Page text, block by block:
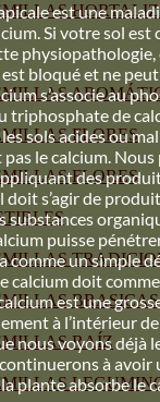
FLORES
FLORES
BRASICAS
RAÍZ
est une
Si votre sol est
physiopathologie,
bloqué et ne
s’associe au
triphosphate de
sols acides ou
pas le calcium.
des
doit s’agir de
substances
puisse
comme un simple
calcium doit
est une
à l’intérieur
nous voyons déjà
à
la plante absorbe le